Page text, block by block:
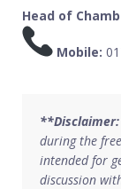
Head of
Mobile:
**Disclaimer:
during the
intended for
discussion